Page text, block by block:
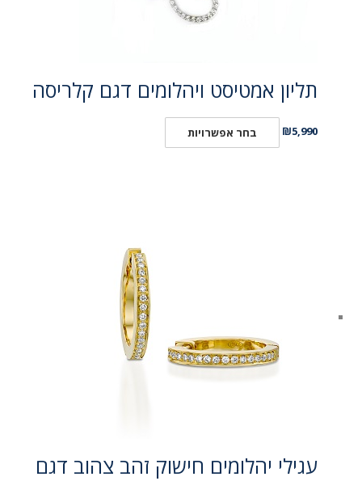
תליון אמטיסט ויהלומים דגם קלריסה
₪5,990 בחר אפשרויות
עגילי יהלומים חישוק זהב צהוב דגם